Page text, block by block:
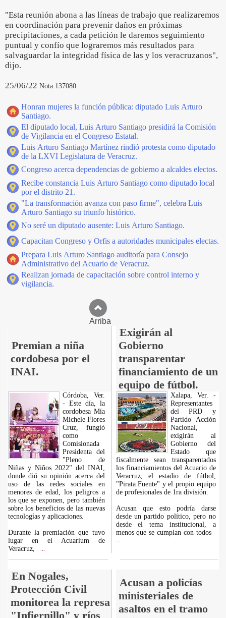
"Esta reunión abona a las líneas de trabajo que realizaremos
en coordinación para prevenir daños en próximas
precipitaciones, a cada petición le daremos seguimiento
puntual y confío que lograremos más resultados para
salvaguardar la integridad física de las y los veracruzanos",
dijo.
25/06/22 Nota 137080
Honran mujeres la función pública: diputado Luis Arturo
Santiago.
El diputado local, Luis Arturo Santiago presidirá la Comisión
de Vigilancia en el Congreso Estatal.
Luis Arturo Santiago Martínez rindió protesta como diputado
de la LXVI Legislatura de Veracruz.
Congreso acerca dependencias de gobierno a alcaldes electos.
Recibe constancia Luis Arturo Santiago como diputado local
por el distrito 21.
"La transformación avanza con paso firme", celebra Luis
Arturo Santiago su triunfo histórico.
No seré un diputado ausente: Luis Arturo Santiago.
Capacitan Congreso y Orfis a autoridades municipales electas.
Prepara Luis Arturo Santiago auditoría para Consejo
Administrativo del Acuario de Veracruz.
Realizan jornada de capacitación sobre control interno y
vigilancia.
Arriba
Premian a niña
cordobesa por el
INAI.
Exigirán al
Gobierno
transparentar
financiamiento de un
equipo de fútbol.
Córdoba, Ver.
- Este día, la
cordobesa Mía
Michele Flores
Cruz, fungió
como
Comisionada
Presidenta del
"Pleno de
Niñas y Niños 2022" del INAI,
donde dió su opinión acerca del
uso de las redes sociales en
menores de edad, los peligros a
los que se exponen, pero también
sobre los beneficios de las nuevas
tecnologías y aplicaciones.
Durante la premiación que tuvo
lugar en el Acuarium de
Veracruz,
Xalapa, Ver. -
Representantes
del PRD y
Partido Acción
Nacional,
exigirán al
Gobierno del
Estado que
fiscalmente sean transparentados
los financiamientos del Acuario de
Veracruz, el estadio de fútbol,
"Pirata Fuente" y el propio equipo
de profesionales de 1ra división.
Acusan que esto podría darse
desde un partido político, pero no
desde el tema institucional, a
menos que se cumplan con todos
En Nogales,
Protección Civil
monitorea la represa
"Infiernillo" y ríos
Acusan a policías
ministeriales de
asaltos en el tramo